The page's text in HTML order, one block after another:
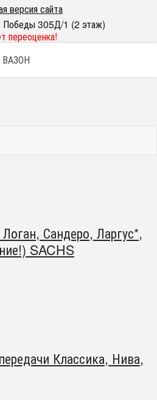
версия сайта
Победы 305Д/1 (2 этаж)
переоценка!
ВАЗОН
Сандеро, Ларгус*,
SACHS
Классика, Нива,